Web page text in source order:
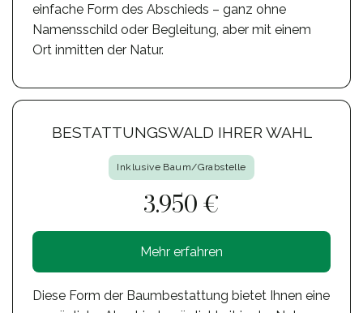
einfache Form des Abschieds – ganz ohne
Namensschild oder Begleitung, aber mit einem
Ort inmitten der Natur.
BESTATTUNGSWALD IHRER WAHL
Inklusive Baum/Grabstelle
3.950 €
Mehr erfahren
Diese Form der Baumbestattung bietet Ihnen eine